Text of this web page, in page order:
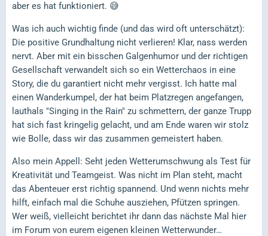
aber es hat funktioniert. 😅
Was ich auch wichtig finde (und das wird oft unterschätzt):
Die positive Grundhaltung nicht verlieren! Klar, nass werden
nervt. Aber mit ein bisschen Galgenhumor und der richtigen
Gesellschaft verwandelt sich so ein Wetterchaos in eine
Story, die du garantiert nicht mehr vergisst. Ich hatte mal
einen Wanderkumpel, der hat beim Platzregen angefangen,
lauthals "Singing in the Rain" zu schmettern, der ganze Trupp
hat sich fast kringelig gelacht, und am Ende waren wir stolz
wie Bolle, dass wir das zusammen gemeistert haben.
Also mein Appell: Seht jeden Wetterumschwung als Test für
Kreativität und Teamgeist. Was nicht im Plan steht, macht
das Abenteuer erst richtig spannend. Und wenn nichts mehr
hilft, einfach mal die Schuhe ausziehen, Pfützen springen.
Wer weiß, vielleicht berichtet ihr dann das nächste Mal hier
im Forum von eurem eigenen kleinen Wetterwunder…